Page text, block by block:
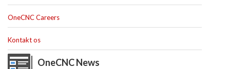
OneCNC Careers
Kontakt os
OneCNC News